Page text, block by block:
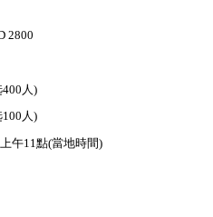
2800
400 人 )
100 人)
上午11 點(當地時間)